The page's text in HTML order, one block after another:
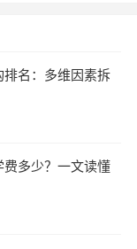
名：多维因素拆
多少？一文读懂